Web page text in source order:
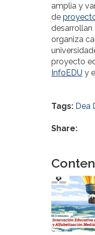
amplia y
de
desarrollan
organiza
proyecto
InfoEDU y
Tags: Dea
Share: